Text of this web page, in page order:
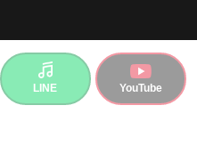
LINE YouTube